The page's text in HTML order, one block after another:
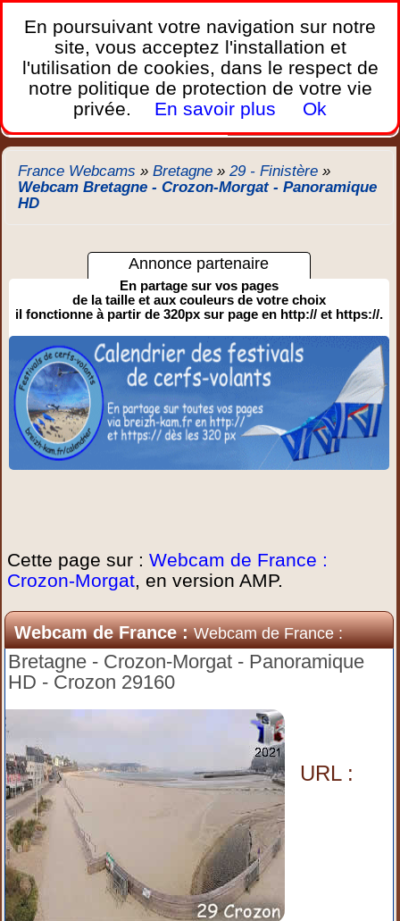
France Webcams,
Les webcams sur mobiles, portables et PC.
Home Bretagne Corse Plages Ports Montagnes
Trafic Chercher New
France Webcams »Bretagne »29 - Finistère »
Webcam Bretagne - Crozon-Morgat - Panoramique
HD
Annonce partenaire
En partage sur vos pages
de la taille et aux couleurs de votre choix
il fonctionne à partir de 320px sur page en http:// et https://.
Cette page sur :Webcam de France :
Crozon-Morgat, en version AMP.
Webcam de France :Webcam de France :
Crozon-Morgat
Bretagne - Crozon-Morgat - Panoramique
HD - Crozon 29160
URL :
En poursuivant votre navigation sur notre
site, vous acceptez l'installation et
l'utilisation de cookies, dans le respect de
notre politique de protection de votre vie
privée.
En savoir plus Ok